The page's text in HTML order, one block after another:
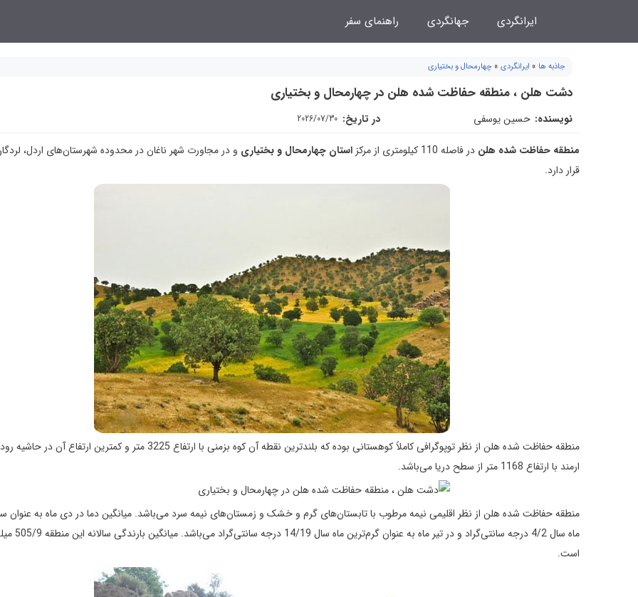
ایرانگردی جهانگردی راهنمای سفر
جاذبه ها » ایرانگردی » چهارمحال و بختیاری
دشت هلن ، منطقه حفاظت شده هلن در چهارمحال و بختیاری
نویسنده: حسین یوسفی در تاریخ: 2026/07/30
منطقه حفاظت شده هلن در فاصله 110 کیلومتری از مرکز استان چهارمحال و بختیاری و در مجاورت شهر ناغان در محدوده شهرستان‌های اردل،
قرار دارد.
منطقه حفاظت شده هلن از نظر توپوگرافی کاملاً کوهستانی بوده که بلندترین نقطه آن کوه بزمنی با ارتفاع 3225 متر و کمترین ارتفاع
ارمند با ارتفاع 1168 متر از سطح دریا می‌باشد.
منطقه حفاظت شده هلن از نظر اقلیمی نیمه مرطوب با تابستان‌های گرم و خشک و زمستان‌های نیمه سرد می‌باشد. میانگین دما در دی ماه به عنوان
ماه سال 4/2 درجه سانتی‌گراد و در تیر ماه به
است.